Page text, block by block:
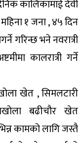
कालिकामाई देवी
१ जना , ४५ दिन
गरिन्छ भने नवरात्री
कालरात्री गर्ने
खेत , सिमलटारी
बढीचौर खेत
कामको लागि जस्तै